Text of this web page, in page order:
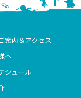
案内＆アクセス
へ
ジュール